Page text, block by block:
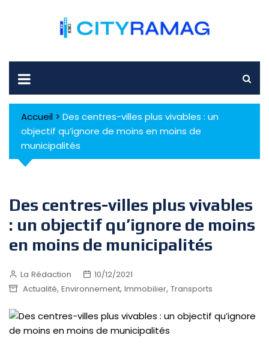
Accueil > Des centres-villes plus vivables : un
objectif qu’ignore de moins en moins de
municipalités
Des centres-villes plus vivables
: un objectif qu’ignore de moins
en moins de municipalités
La Rédaction
10/12/2021
Actualité, Environnement, Immobilier, Transports